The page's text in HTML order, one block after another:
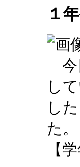
１
今
し
し
た。
【